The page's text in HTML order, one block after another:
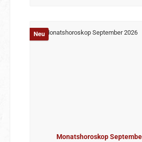
Neu
Monatshoroskop